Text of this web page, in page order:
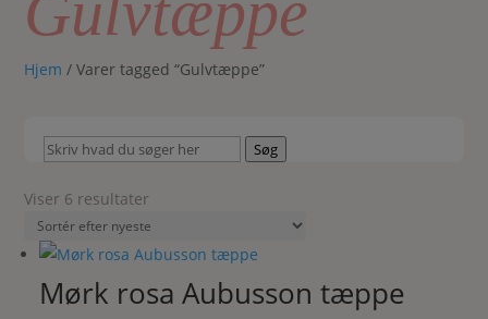
Hjem / Varer tagged “Gulvtæppe”
Skriv
du
søger
her
Søg
Viser 6 resultater
efter
seneste
Mørk rosa Aubusson tæppe